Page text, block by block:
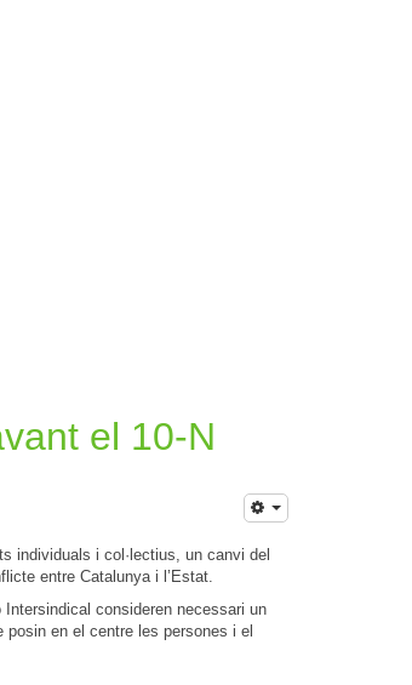
el 10-N
individuals i col·lectius, un canvi del
entre Catalunya i l’Estat.
consideren necessari un
en el centre les persones i el